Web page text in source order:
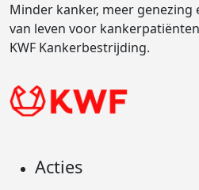
Minder kanker, meer
van leven voor
KWF Kankerbestrijding.
Acties